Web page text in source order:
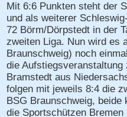
Mit 6:6 Punkten steht der
und als weiterer
72 Börm/Dörpstedt in der
zweiten Liga. Nun wird es
Braunschweig) noch
die
Bramstedt aus
folgen mit jeweils 8:4 die
BSG Braunschweig,
die Sportschützen